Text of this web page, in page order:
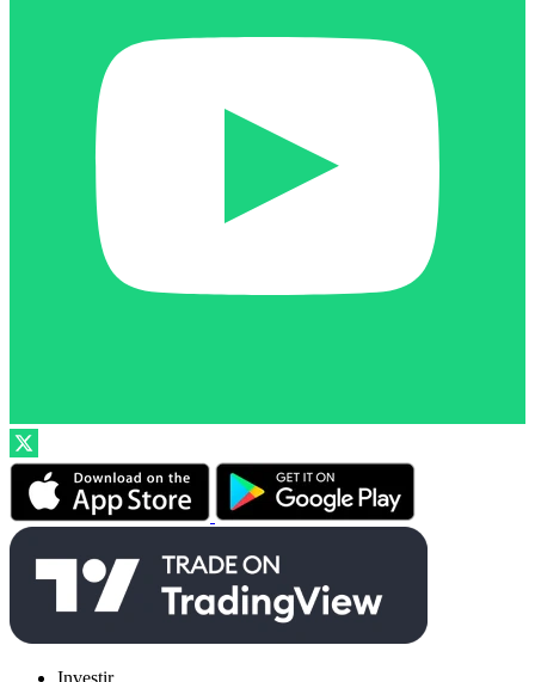
Investir